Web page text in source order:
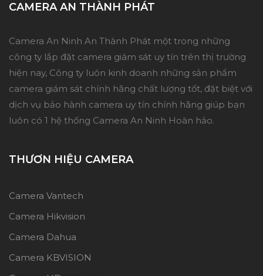
CAMERA AN THÀNH PHÁT
Camera An Ninh An Thành Phát một trong những
công ty lắp đặt camera giám sát uy tín trên thị trường
hiện nay, Công ty luôn kinh doanh những sản phẩm
camera giám sát chính hãng chất lượng tốt, đặt biệt với
dịch vụ bảo hành camera uy tín chính hãng giúp bạn
luôn có 1 hệ thống Camera An Ninh Hoàn hảo.
THƯƠN HIỆU CAMERA
Camera Vantech
Camera Hikvision
Camera Dahua
Camera KBVISION